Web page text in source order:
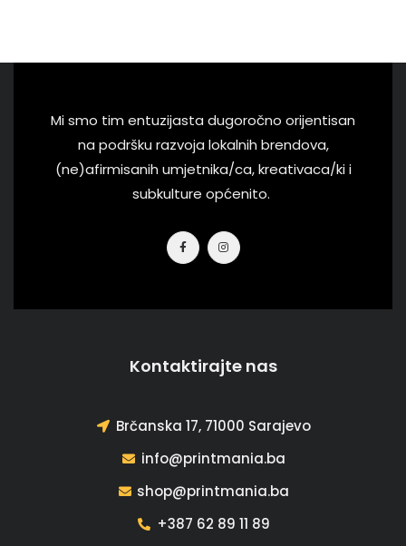
Mi smo tim entuzijasta dugoročno orijentisan
na podršku razvoja lokalnih brendova,
(ne)afirmisanih umjetnika/ca, kreativaca/ki i
subkulture općenito.
Kontaktirajte nas
Brčanska 17, 71000 Sarajevo
info@printmania.ba
shop@printmania.ba
+387 62 89 11 89